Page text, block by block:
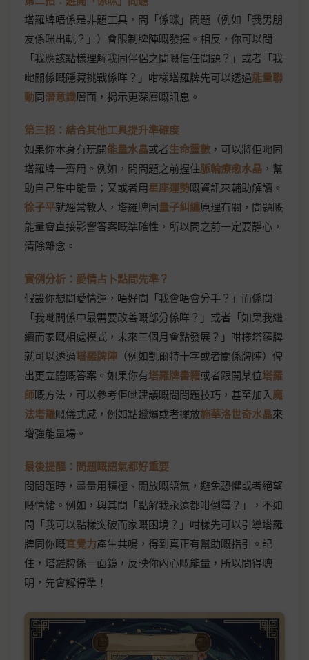
塔羅牌唔係是非題工具，問「係咪」問題（例如「我男朋
友係咪出軌？」）會限制牌陣嘅發揮。相反，你可以問
「我應該點樣理解我同伴侶之間嘅信任問題？」或者「我
哋關係嘅隱藏挑戰係咩？」咁樣塔羅牌先可以透過能量聯
動同潛意識層面，揭示更深層嘅訊息。
第三招：結合其他工具提升準確度
如果你本身有玩開能量水晶或者生命靈數 ，可以將佢哋同
塔羅牌一齊用。例如，問問題之前握住脈輪療愈水晶 ，幫
助自己集中能量；又或者用星座運勢嘅資訊來輔助解讀。
徐子平就經常教人，塔羅牌同量子糾纏原理有關，問題嘅
能量會直接影響答案嘅準確性，所以問之前一定要靜心，
清除雜念。
實例分析：愛情占卜點問先準？
假設你想問愛情運，唔好問「我會唔會分手？」而係問
「我哋關係中最需要改善嘅部分係咩？」或者「如果我繼
續而家嘅相處模式，未來三個月會點發展？」咁樣塔羅牌
就可以透過塔羅牌陣 （例如凱爾特十字或者關係牌陣）俾
出更立體嘅答案。如果你有塔羅牌書籍或者跟開某位塔羅
師嘅方法，可以參考佢哋建議嘅問問題技巧，甚至加入魔
法塔羅嘅儀式感，例如點蠟燭或者擺放施華洛世奇水晶來
增強能量場。
最後提醒：問題嘅語氣都好重要
問問題時，盡量用積極、開放嘅語氣，避免恐懼或者絕望
嘅情緒。例如，與其問「點解我永遠都咁倒霉？」，不如
問「我可以點樣突破而家嘅困境？」咁樣先可以引導塔羅
牌同你嘅直覺力產生共鳴，得到真正有幫助嘅指引。記
住，塔羅牌係一面鏡，反映你內心嘅能量，所以問得聰
明，先會解得準！